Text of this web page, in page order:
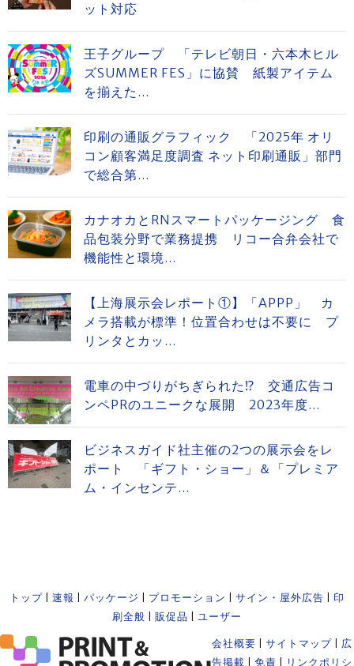
ット対応
王子グループ 「テレビ朝日・六本木ヒル
ズSUMMER FES」に協賛 紙製アイテム
を揃えた...
印刷の通販グラフィック 「2025年 オリ
コン顧客満足度調査 ネット印刷通販」部門
で総合第...
カナオカとRNスマートパッケージング 食
品包装分野で業務提携 リコー合弁会社で
機能性と環境...
【上海展示会レポート①】「APPP」 カ
メラ搭載が標準！位置合わせは不要に プ
リンタとカッ...
電車の中づりがちぎられた⁉ 交通広告コ
ンペPRのユニークな展開 2023年度...
ビジネスガイド社主催の2つの展示会をレ
ポート 「ギフト・ショー」＆「プレミア
ム・インセンテ...
トップ 速報 パッケージ プロモーション サイン・屋外広告
印
刷全般
販促品 ユーザー
会社概要 サイトマップ
広
告掲載
免責 リンクポリシ